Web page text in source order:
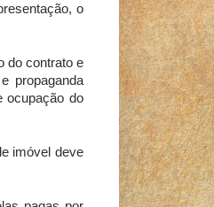
o
do contrato e
propaganda
ocupação do
imóvel deve